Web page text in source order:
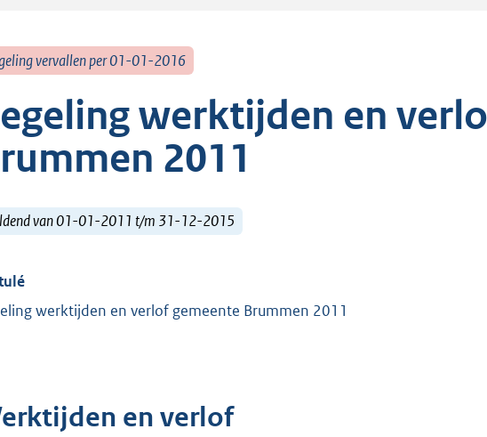
vervallen per 01-01-2016
werktijden en
2011
van 01-01-2011 t/m 31-12-2015
werktijden en verlof gemeente Brummen 2011
en verlof